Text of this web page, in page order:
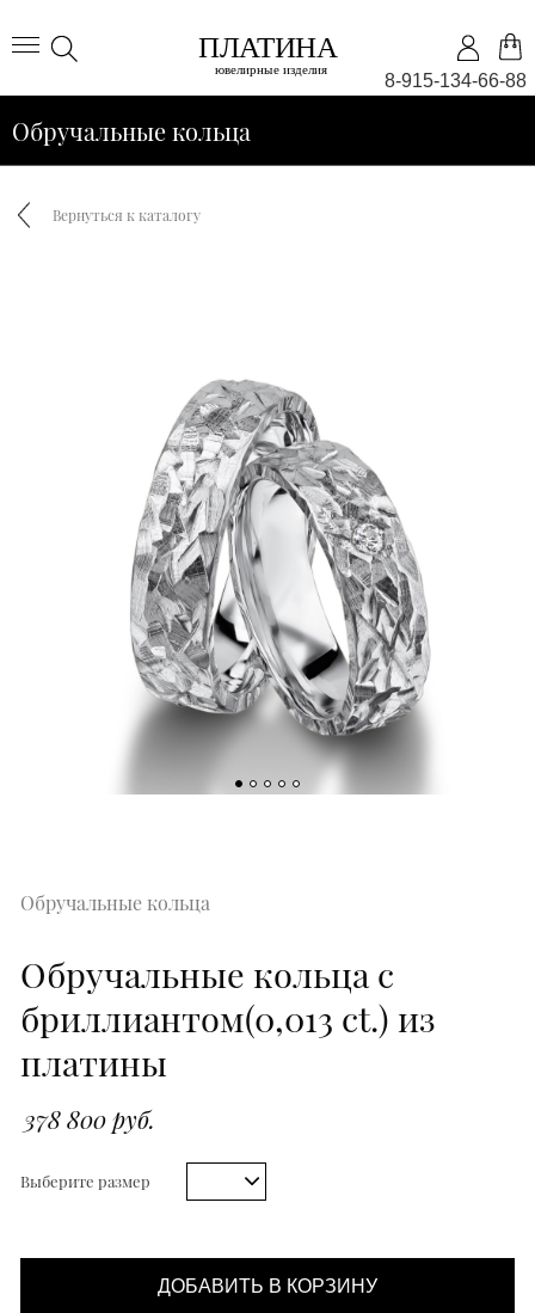
8-915-134-66-88
Обручальные кольца
Вернуться к каталогу
Обручальные кольца
Обручальные кольца с
бриллиантом(0,013 ct.) из
платины
378 800 руб.
Выберите размер
ДОБАВИТЬ В КОРЗИНУ